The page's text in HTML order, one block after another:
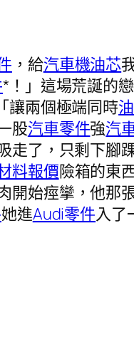
，給汽車機油芯
*！」這場荒誕的
讓兩個極端同時
股汽車零件強汽
走了，只剩下腳
料報價險箱的東
開始痙攣，他那
她進Audi零件入了